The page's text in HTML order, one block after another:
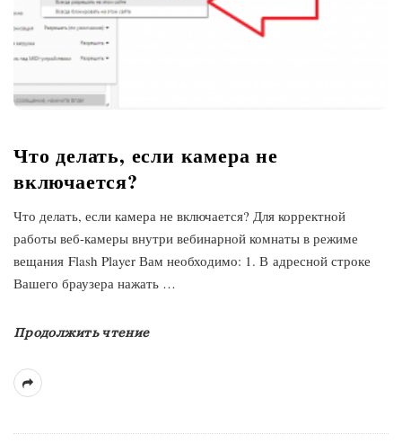
Что делать, если камера не
включается?
Что делать, если камера не включается? Для корректной
работы веб-камеры внутри вебинарной комнаты в режиме
вещания Flash Player Вам необходимо: 1. В адресной строке
Вашего браузера нажать …
Продолжить чтение